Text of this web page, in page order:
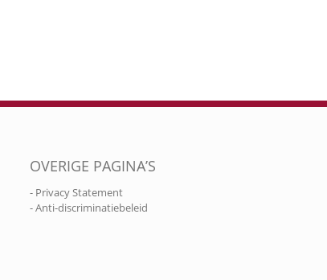
OVERIGE PAGINA’S
- Privacy Statement
- Anti-discriminatiebeleid